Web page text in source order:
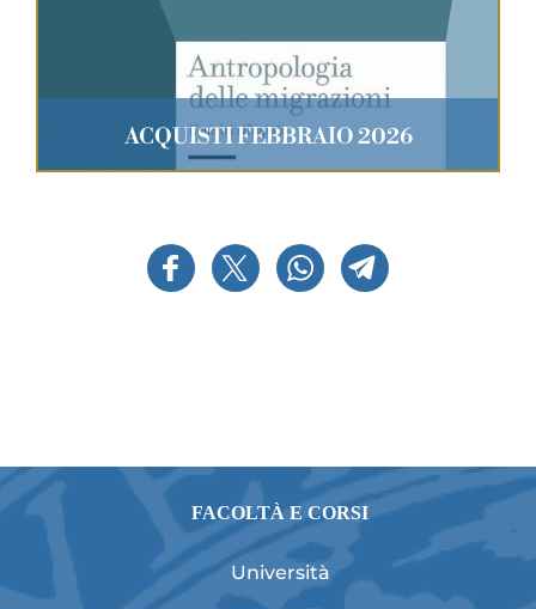
ACQUISTI FEBBRAIO 2026
FACOLTÀ E CORSI
Università